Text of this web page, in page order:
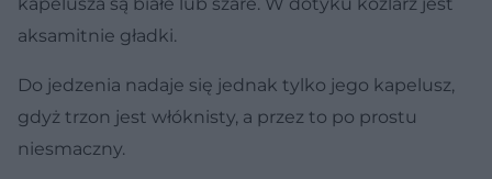
aksamitnie gładki.
Do jedzenia nadaje się jednak tylko jego kapelusz,
gdyż trzon jest włóknisty, a przez to po prostu
niesmaczny.